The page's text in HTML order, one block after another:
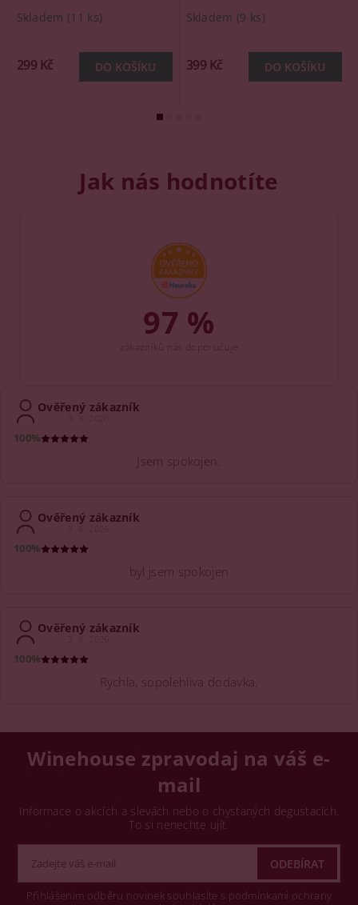
Skladem (11 ks)
299 Kč
Skladem (9 ks)
399 Kč
Jak nás hodnotíte
97 %
Ověřený zákazník
3. 8. 2026
100%
Jsem spokojen.
Ověřený zákazník
3. 8. 2026
100%
byl jsem spokojen
Ověřený zákazník
3. 8. 2026
100%
Rychla, sopolehliva dodavka.
Winehouse zpravodaj na váš e-
mail
Informace o akcích a slevách nebo o chystaných degustacích.
To si nenechte ujít.
Přihlášením odběru novinek souhlasíte s podmínkami ochrany